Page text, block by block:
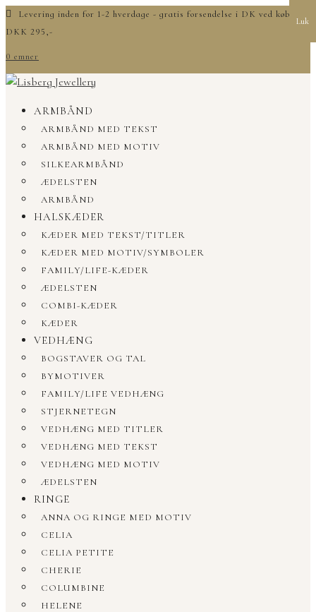
Levering inden for 1-2 hverdage - gratis forsendelse i DK ved køb over
DKK 295,-
0 emner
ARMBÅND
ARMBÅND MED TEKST
ARMBÅND MED MOTIV
SILKEARMBÅND
ÆDELSTEN
ARMBÅND
HALSKÆDER
KÆDER MED TEKST/TITLER
KÆDER MED MOTIV/SYMBOLER
FAMILY/LIFE-KÆDER
ÆDELSTEN
COMBI-KÆDER
KÆDER
VEDHÆNG
BOGSTAVER OG TAL
BYMOTIVER
FAMILY/LIFE VEDHÆNG
STJERNETEGN
VEDHÆNG MED TITLER
VEDHÆNG MED TEKST
VEDHÆNG MED MOTIV
ÆDELSTEN
RINGE
ANNA OG RINGE MED MOTIV
CELIA
CELIA PETITE
CHERIE
COLUMBINE
HELENE
Luk